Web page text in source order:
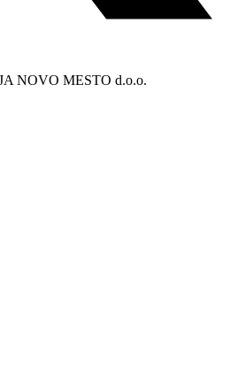
NOVO MESTO d.o.o.